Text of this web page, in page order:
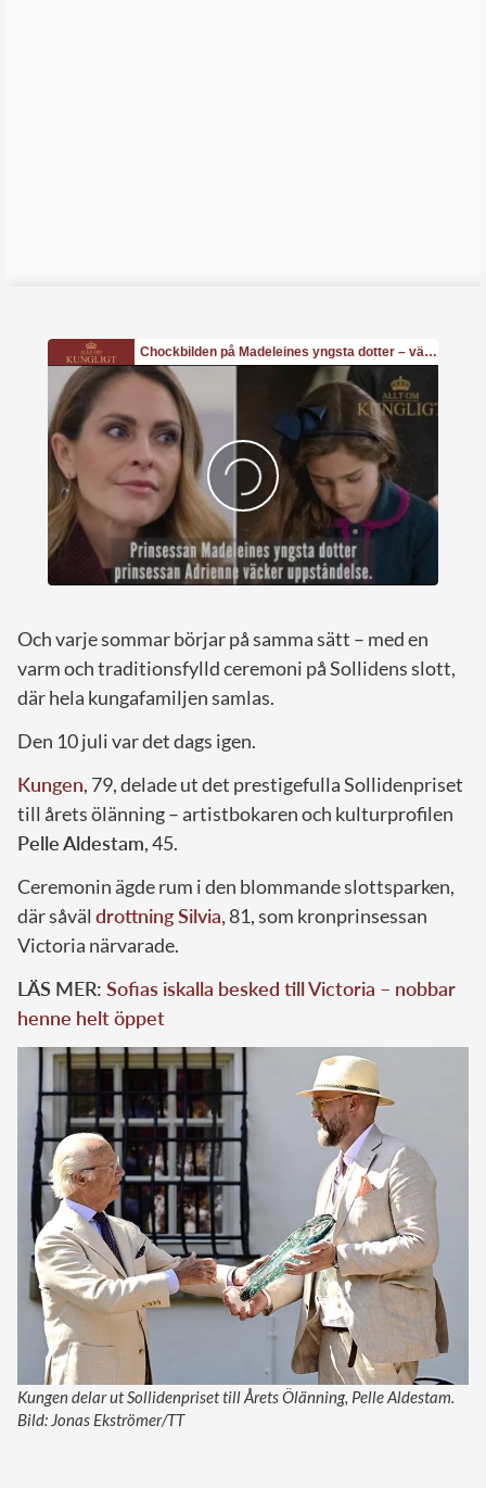
Och varje sommar börjar på samma sätt – med en
varm och traditionsfylld ceremoni på Sollidens slott,
där hela kungafamiljen samlas.
Den 10 juli var det dags igen.
Kungen, 79, delade ut det prestigefulla Sollidenpriset
till årets ölänning – artistbokaren och kulturprofilen
Pelle Aldestam, 45.
Ceremonin ägde rum i den blommande slottsparken,
där såväl drottning Silvia,81, som kronprinsessan
Victoria närvarade.
LÄS MER: Sofias iskalla besked till Victoria – nobbar
henne helt öppet
Kungen delar ut Sollidenpriset till Årets Ölänning, Pelle Aldestam.
Bild: Jonas Ekströmer/TT